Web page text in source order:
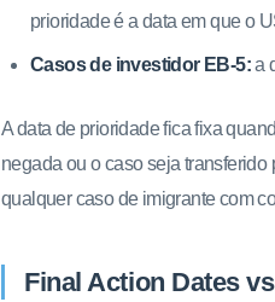
prioridade é a data em que o
Casos de investidor EB-5:a
A data de prioridade fica fixa
negada ou o caso seja transferido
qualquer caso de imigrante com
Final Action Dates